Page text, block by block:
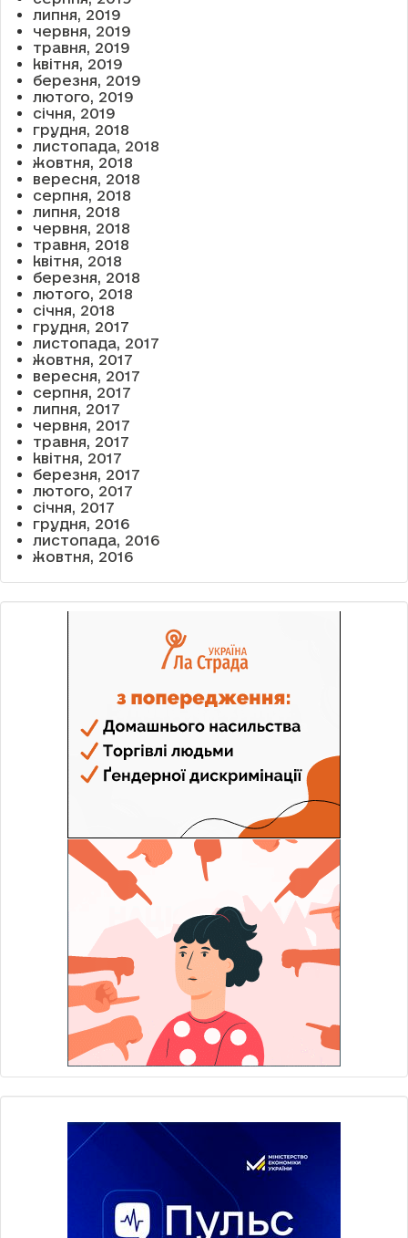
липня, 2019
червня, 2019
травня, 2019
квітня, 2019
березня, 2019
лютого, 2019
січня, 2019
грудня, 2018
листопада, 2018
жовтня, 2018
вересня, 2018
серпня, 2018
липня, 2018
червня, 2018
травня, 2018
квітня, 2018
березня, 2018
лютого, 2018
січня, 2018
грудня, 2017
листопада, 2017
жовтня, 2017
вересня, 2017
серпня, 2017
липня, 2017
червня, 2017
травня, 2017
квітня, 2017
березня, 2017
лютого, 2017
січня, 2017
грудня, 2016
листопада, 2016
жовтня, 2016